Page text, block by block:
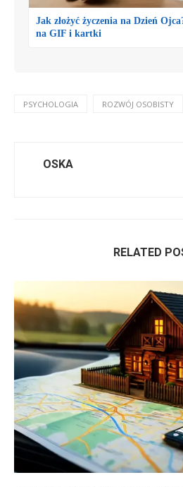
Jak złożyć życzenia na Dzień
na GIF i kartki
PSYCHOLOGIA ROZWÓJ OSOBISTY
OSKA
RELATED